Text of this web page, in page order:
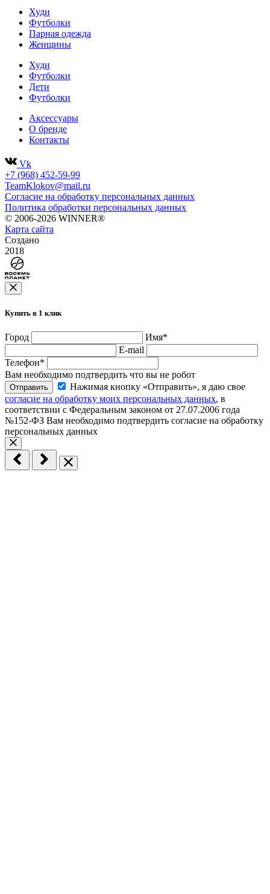
Худи
Футболки
Парная одежда
Женщины
Худи
Футболки
Дети
Футболки
Аксессуары
О бренде
Контакты
Vk
+7 (968) 452-59-99
TeamKlokov@mail.ru
Согласие на обработку персональных данных
Политика обработки персональных данных
© 2006-2026 WINNER®
Карта сайта
Создано
2018
Купить в 1 клик
Город Имя*
E-mail
Телефон*
Вам необходимо подтвердить что вы не робот
Отправить
Нажимая кнопку «Отправить», я даю свое
согласие на обработку моих персональных данных, в
соответствии с Федеральным законом от 27.07.2006 года
№152-ФЗ Вам необходимо подтвердить согласие на обработку
персональных данных